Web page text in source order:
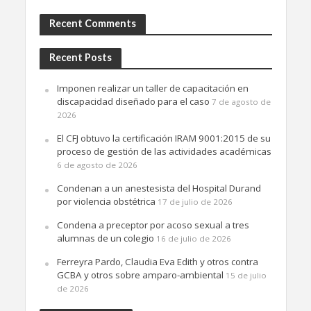
Recent Comments
Recent Posts
Imponen realizar un taller de capacitación en
discapacidad diseñado para el caso 7 de agosto de
2026
El CFJ obtuvo la certificación IRAM 9001:2015 de su
proceso de gestión de las actividades académicas
6 de agosto de 2026
Condenan a un anestesista del Hospital Durand
por violencia obstétrica 17 de julio de 2026
Condena a preceptor por acoso sexual a tres
alumnas de un colegio 16 de julio de 2026
Ferreyra Pardo, Claudia Eva Edith y otros contra
GCBA y otros sobre amparo-ambiental 15 de julio
de 2026